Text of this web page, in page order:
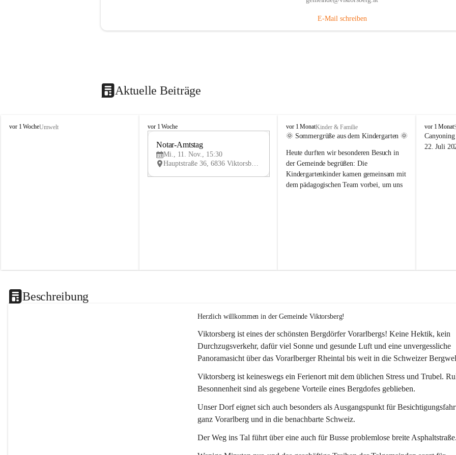
E-Mail schreiben
Aktuelle Beiträge
V
vor 1 WocheUmwelt
V
vor 1 Woche
V
Notar-Amtstag
Mi., 11. Nov., 15:30
Hauptstraße 36, 6836 Viktorsberg, AUT
V
i
t
o
r
s
vor 1 MonatKinder & Familie
🌞 Sommergrüße aus dem Kindergarten 🌞
Heute durften wir besonderen Besuch in
der Gemeinde begrüßen: Die
Kindergartenkinder kamen gemeinsam mit
dem pädagogischen Team vorbei, um uns
V
i
k
vor 1 Monat
22. Juli
Beschreibung
Herzlich willkommen in der Gemeinde Viktorsberg!
Viktorsberg ist eines der schönsten Bergdörfer Vorarlbergs! Keine Hektik, kein
Durchzugsverkehr, dafür viel Sonne und gesunde Luft und eine unvergessliche
Panoramasicht über das Vorarlberger Rheintal bis weit in die Schweizer
Viktorsberg ist keineswegs ein Ferienort mit dem üblichen Stress und Trubel.
Besonnenheit sind als gegebene Vorteile eines Bergdofes geblieben.
Unser Dorf eignet sich auch besonders als Ausgangspunkt für
ganz Vorarlberg und in die benachbarte Schweiz.
Der Weg ins Tal führt über eine auch für Busse problemlose breite